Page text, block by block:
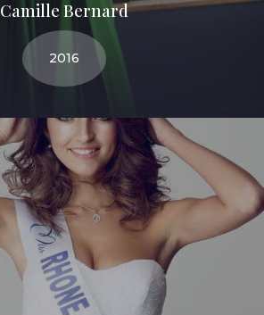
Camille Bernard
2016